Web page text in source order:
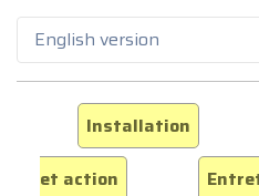
English version
Installation
et action